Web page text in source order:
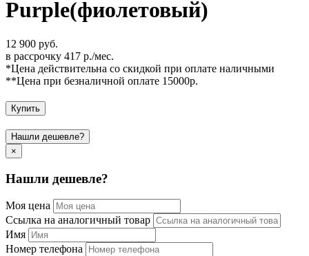
Purple(фиолетовый)
12 900 руб.
в рассрочку 417 р./мес.
*Цена действительна со скидкой при оплате наличными
**Цена при безналичной оплате 15000р.
Купить
Нашли дешевле?
×
Нашли дешевле?
Моя цена
Ссылка на аналогичный товар
Имя
Номер телефона